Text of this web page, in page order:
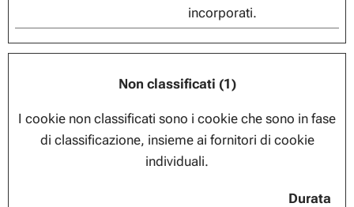
incorporati.
Non classificati (1)
I cookie non classificati sono i cookie che sono in fase
di classificazione, insieme ai fornitori di cookie
individuali.
Durata